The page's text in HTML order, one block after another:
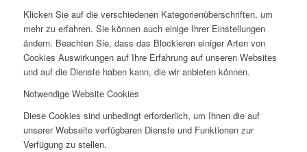
Klicken Sie auf die verschiedenen Kategorienüberschriften, um
mehr zu erfahren. Sie können auch einige Ihrer Einstellungen
ändern. Beachten Sie, dass das Blockieren einiger Arten von
Cookies Auswirkungen auf Ihre Erfahrung auf unseren Websites
und auf die Dienste haben kann, die wir anbieten können.
Notwendige Website Cookies
Diese Cookies sind unbedingt erforderlich, um Ihnen die auf
unserer Webseite verfügbaren Dienste und Funktionen zur
Verfügung zu stellen.